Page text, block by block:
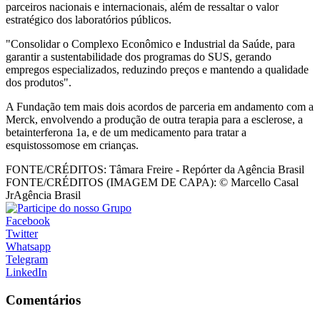
parceiros nacionais e internacionais, além de ressaltar o valor
estratégico dos laboratórios públicos.
"Consolidar o Complexo Econômico e Industrial da Saúde, para
garantir a sustentabilidade dos programas do SUS, gerando
empregos especializados, reduzindo preços e mantendo a qualidade
dos produtos".
A Fundação tem mais dois acordos de parceria em andamento com a
Merck, envolvendo a produção de outra terapia para a esclerose, a
betainterferona 1a, e de um medicamento para tratar a
esquistossomose em crianças.
FONTE/CRÉDITOS: Tâmara Freire - Repórter da Agência Brasil
FONTE/CRÉDITOS (IMAGEM DE CAPA): © Marcello Casal
JrAgência Brasil
Facebook
Twitter
Whatsapp
Telegram
LinkedIn
Comentários